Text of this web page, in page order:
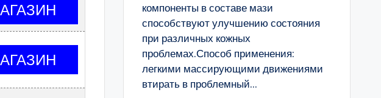
компоненты в составе мази
способствуют улучшению состояния
при различных кожных
проблемах.Способ применения:
легкими массирующими движениями
втирать в проблемный...